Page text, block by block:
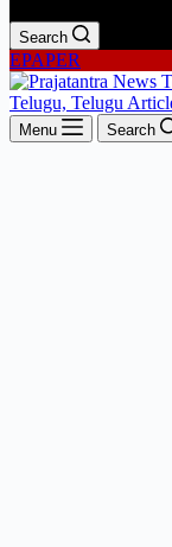
Search
EPAPER
Menu Search